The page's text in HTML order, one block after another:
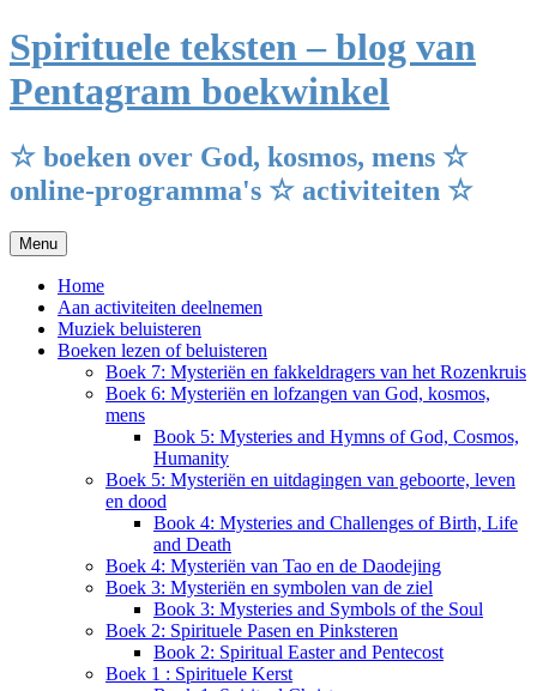
Ga
naar
de
inhoud
Spirituele teksten – blog van
Pentagram boekwinkel
☆ boeken over God, kosmos, mens ☆
online-programma's ☆ activiteiten ☆
Menu
Home
Aan activiteiten deelnemen
Muziek beluisteren
Boeken lezen of beluisteren
Boek 7: Mysteriën en fakkeldragers van het Rozenkruis
Boek 6: Mysteriën en lofzangen van God, kosmos,
mens
Book 5: Mysteries and Hymns of God, Cosmos,
Humanity
Boek 5: Mysteriën en uitdagingen van geboorte, leven
en dood
Book 4: Mysteries and Challenges of Birth, Life
and Death
Boek 4: Mysteriën van Tao en de Daodejing
Boek 3: Mysteriën en symbolen van de ziel
Book 3: Mysteries and Symbols of the Soul
Boek 2: Spirituele Pasen en Pinksteren
Book 2: Spiritual Easter and Pentecost
Boek 1 : Spirituele Kerst